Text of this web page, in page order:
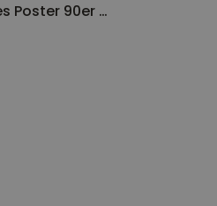
Personalisierbares Poster 90er DJ mit Foto